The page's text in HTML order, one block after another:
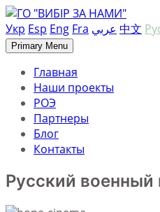
Skip
to
content
Укр Esp Eng Fra عربي 中文
Primary Menu
Главная
Наши проекты
РОЭ
Партнеры
Блог
Контакты
Русский